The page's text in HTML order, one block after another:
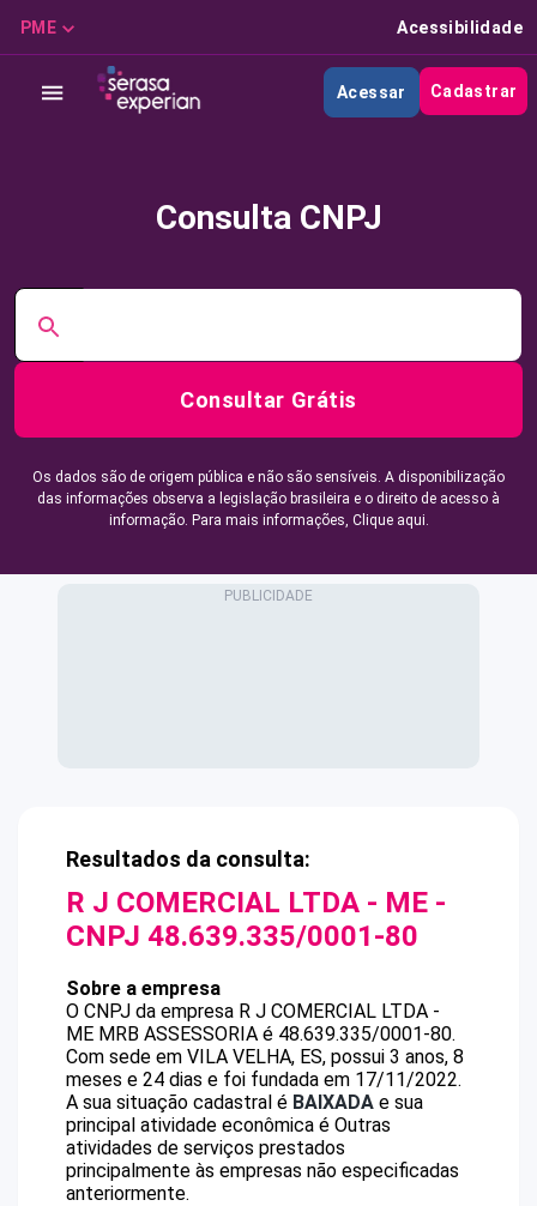
PME Acessibilidade
Acessar Cadastrar
Consulta CNPJ
Consultar Grátis
Os dados são de origem pública e não são sensíveis. A disponibilização
das informações observa a legislação brasileira e o direito de acesso à
informação. Para mais informações, Clique aqui.
Resultados da consulta:
R J COMERCIAL LTDA - ME -
CNPJ 48.639.335/0001-80
Sobre a empresa
O CNPJ da empresa R J COMERCIAL LTDA -
ME MRB ASSESSORIA é 48.639.335/0001-80.
Com sede em VILA VELHA, ES, possui 3 anos, 8
meses e 24 dias e foi fundada em 17/11/2022.
A sua situação cadastral é BAIXADA e sua
principal atividade econômica é Outras
atividades de serviços prestados
principalmente às empresas não especificadas
anteriormente.